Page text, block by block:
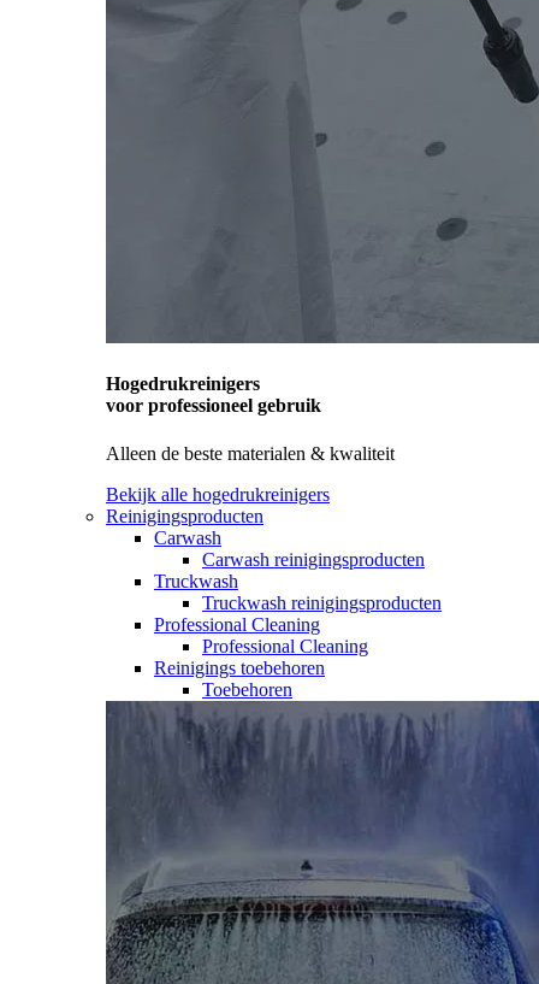
Hogedrukreinigers
voor professioneel gebruik
Alleen de beste materialen & kwaliteit
Bekijk alle hogedrukreinigers
Reinigingsproducten
Carwash
Carwash reinigingsproducten
Truckwash
Truckwash reinigingsproducten
Professional Cleaning
Professional Cleaning
Reinigings toebehoren
Toebehoren